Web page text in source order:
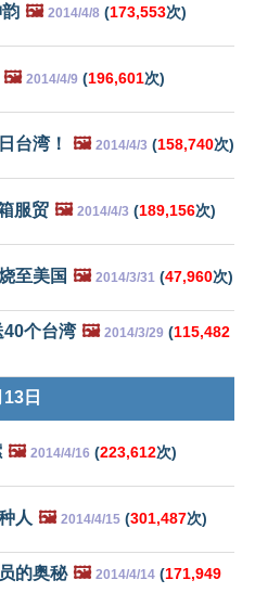
🖼️ 2014/4/8 (173,553次)
🖼️ 2014/4/9 (196,601次)
台湾！ 🖼️ 2014/4/3 (158,740次)
服贸 🖼️ 2014/4/3 (189,156次)
至美国 🖼️ 2014/3/31 (47,960次)
40个台湾 🖼️ 2014/3/29 (115,482
日
🖼️ 2014/4/16 (223,612次)
人 🖼️ 2014/4/15 (301,487次)
的奥秘 🖼️ 2014/4/14 (171,949